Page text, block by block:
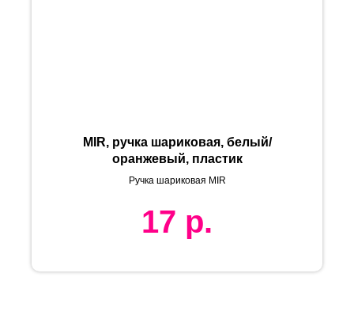
MIR, ручка шариковая, белый/
оранжевый, пластик
Ручка шариковая MIR
17 р.